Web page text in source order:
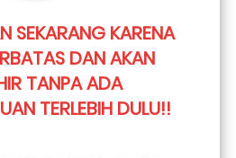
SEKARANG KARENA
DAN AKAN
TANPA ADA
TERLEBIH DULU!!